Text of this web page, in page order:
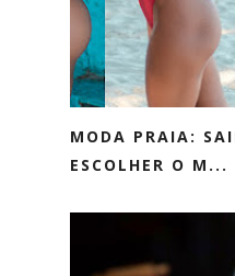
MODA PRAIA:
ESCOLHER O M...